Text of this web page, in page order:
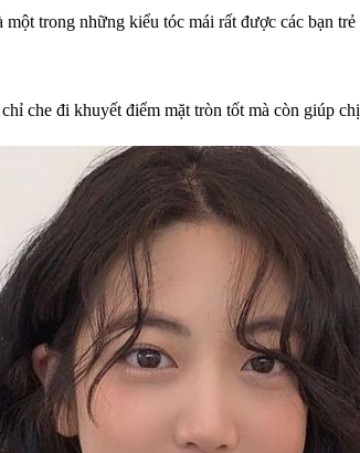
trong những kiểu tóc mái rất được các bạn
che đi khuyết điểm mặt tròn tốt mà còn giúp